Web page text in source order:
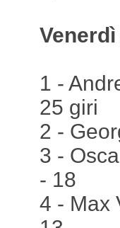
1 -
25 giri
2 -
3 -
- 18
4 - Max